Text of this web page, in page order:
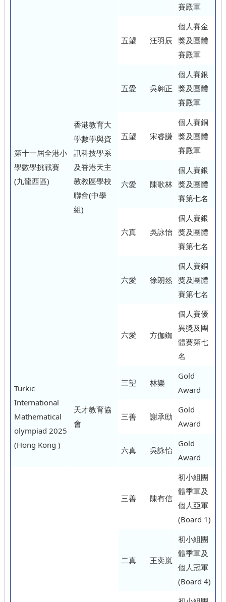
第十一屆全港小
學數學挑戰賽
(九龍西區)
香港教育大
學數學與資
訊科技學系
及香港天主
教教區學校
聯會(中學
組)
賽殿軍
五望 汪羽辰
個人賽金
獎及團體
賽殿軍
五愛 吳翱正
個人賽銀
獎及團體
賽殿軍
五望 宋睿謙
個人賽銅
獎及團體
賽殿軍
六愛 陳歌林
個人賽銀
獎及團體
賽第七名
六真 吳詠怡
個人賽銀
獎及團體
賽第七名
六愛 徐朗然
個人賽銅
獎及團體
賽第七名
六愛 方伽銣
個人賽優
異獎及團
體賽第七
名
Turkic
International
Mathematical
olympiad 2025
(Hong Kong )
天才教育協
會
三望 林樂
Gold
Award
三善 謝承劻
Gold
Award
六真 吳詠怡
Gold
Award
三善 陳有信
初小組團
體季軍及
個人亞軍
(Board 1)
二真 王奕嵐
初小組團
體季軍及
個人冠軍
(Board 4)